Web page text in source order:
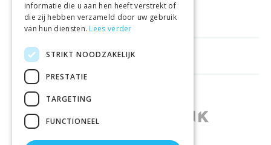
LAAGSTEPRIJSGARANTIE
HANDIGE LINKS
WINKELS IN ANDERE LANDEN
informatie die u aan hen heeft verstrekt of
die zij hebben verzameld door uw gebruik
van hun diensten. Lees verder
STRIKT NOODZAKELIJK
PRESTATIE
TARGETING
FUNCTIONEEL